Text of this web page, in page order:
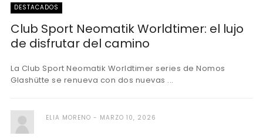
DESTACADOS
Club Sport Neomatik Worldtimer: el lujo
de disfrutar del camino
La Club Sport Neomatik Worldtimer series de Nomos
Glashütte se renueva con dos nuevas ...
ELIA MORENO MARZO 10, 2026